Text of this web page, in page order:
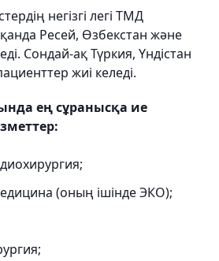
негізгі легі ТМД
Ресей, Өзбекстан және
Сондай-ақ Түркия, Үндістан
жиі келеді.
ең сұранысқа ие
(оның ішінде ЭКО);